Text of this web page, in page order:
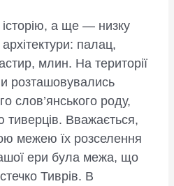
а ще — низку
палац,
млин. На території
розташовувались
слов’янського роду,
тиверців. Вважається,
межею їх розселення
ери була межа, що
Тиврів. В